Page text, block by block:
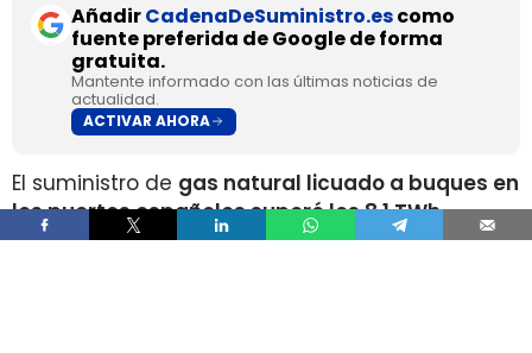
AñadirCadenaDeSuministro.escomo
fuente preferida de Google de forma
gratuita.
Mantente informado con las últimas noticias de
actualidad.
ACTIVAR AHORA
El suministro de gas natural licuado a buques en
los puertos españoles superó los 8,1 TWh
durante 2025, un volumen que multiplica por